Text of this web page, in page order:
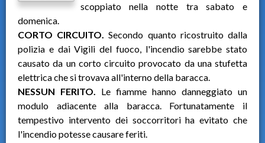
scoppiato nella notte tra sabato e
domenica.
CORTO CIRCUITO.Secondo quanto ricostruito dalla
polizia e dai Vigili del fuoco, l'incendio sarebbe stato
causato da un corto circuito provocato da una stufetta
elettrica che si trovava all'interno della baracca.
NESSUN FERITO. Le fiamme hanno danneggiato un
modulo adiacente alla baracca. Fortunatamente il
tempestivo intervento dei soccorritori ha evitato che
l'incendio potesse causare feriti.